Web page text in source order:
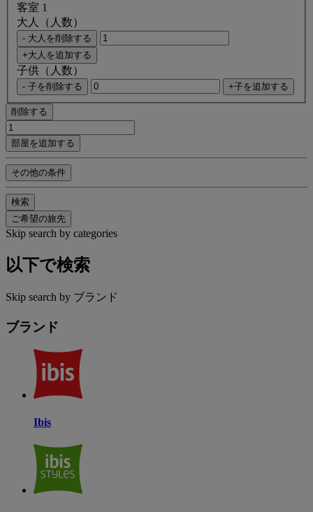
客室 1
大人（人数）
- 大人を削除する
+大人を追加する
子供（人数）
- 子を削除する +子を追加する
削除する
部屋を追加する
その他の条件
検索
ご希望の旅先
Skip search by categories
以下で検索
Skip search by ブランド
ブランド
Ibis